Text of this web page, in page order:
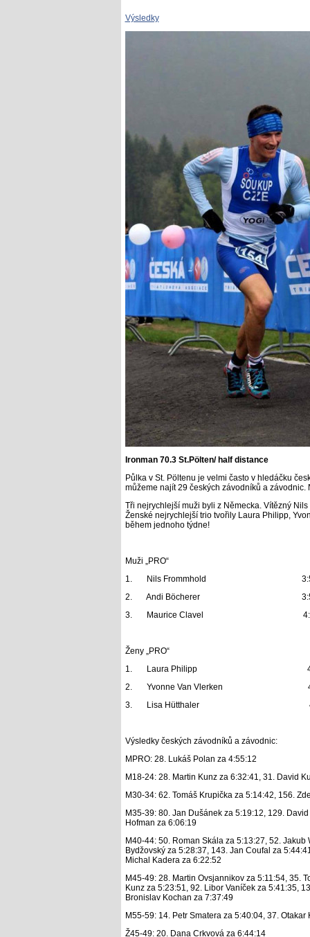
Výsledky
Ironman 70.3 St.Pölten/ half distance
Půlka v St. Pöltenu je velmi často v hledáčku
můžeme najít 29 českých závodníků a
Tři nejrychlejší muži byli z Německa. Vítězný
Ženské nejrychlejší trio tvořily Laura Philipp,
během jednoho týdne!
Muži „PRO“
1.
Nils Frommhold
2.
Andi Böcherer
3.
Maurice Clavel
Ženy „PRO“
1.
Laura Philipp
2.
Yvonne Van Vlerken
3.
Lisa Hütthaler
Výsledky českých závodníků a závodnic:
MPRO: 28. Lukáš Polan za 4:55:12
M18-24: 28. Martin Kunz za 6:32:41, 31. David
M30-34: 62. Tomáš Krupička za 5:14:42, 156.
M35-39: 80. Jan Dušánek za 5:19:12, 129.
Hofman za 6:06:19
M40-44: 50. Roman Skála za 5:13:27, 52.
Bydžovský za 5:28:37, 143. Jan Coufal za
Michal Kadera za 6:22:52
M45-49: 28. Martin Ovsjannikov za 5:11:54, 35.
Kunz za 5:23:51, 92. Libor Vaníček za 5:41:35,
Bronislav Kochan za 7:37:49
M55-59: 14. Petr Smatera za 5:40:04, 37. Otakar
Ž45-49: 20. Dana Crkvová za 6:44:14